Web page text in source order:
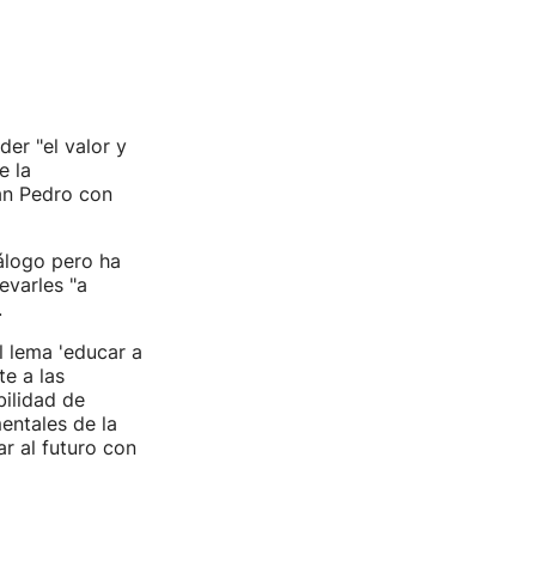
"el valor y
la
Pedro con
pero ha
"a
lema 'educar a
a las
de
de la
al futuro con